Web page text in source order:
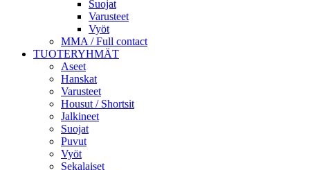
Suojat
Varusteet
Vyöt
MMA / Full contact
TUOTERYHMÄT
Aseet
Hanskat
Varusteet
Housut / Shortsit
Jalkineet
Suojat
Puvut
Vyöt
Sekalaiset